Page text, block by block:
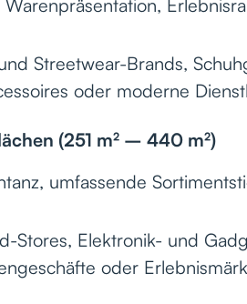
Streetwear-Brands,
oder moderne
(251 m² – 440 m²)
umfassende
Stores, Elektronik- und
oder